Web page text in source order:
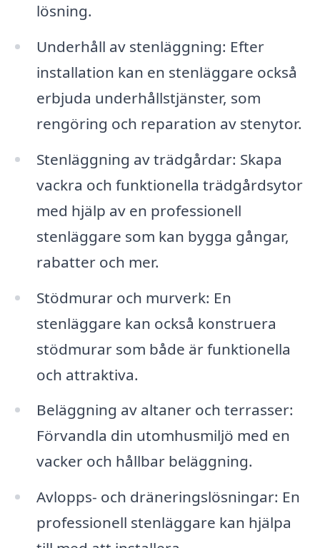
lösning.
Underhåll av stenläggning: Efter
installation kan en stenläggare också
erbjuda underhållstjänster, som
rengöring och reparation av stenytor.
Stenläggning av trädgårdar: Skapa
vackra och funktionella trädgårdsytor
med hjälp av en professionell
stenläggare som kan bygga gångar,
rabatter och mer.
Stödmurar och murverk: En
stenläggare kan också konstruera
stödmurar som både är funktionella
och attraktiva.
Beläggning av altaner och terrasser:
Förvandla din utomhusmiljö med en
vacker och hållbar beläggning.
Avlopps- och dräneringslösningar: En
professionell stenläggare kan hjälpa